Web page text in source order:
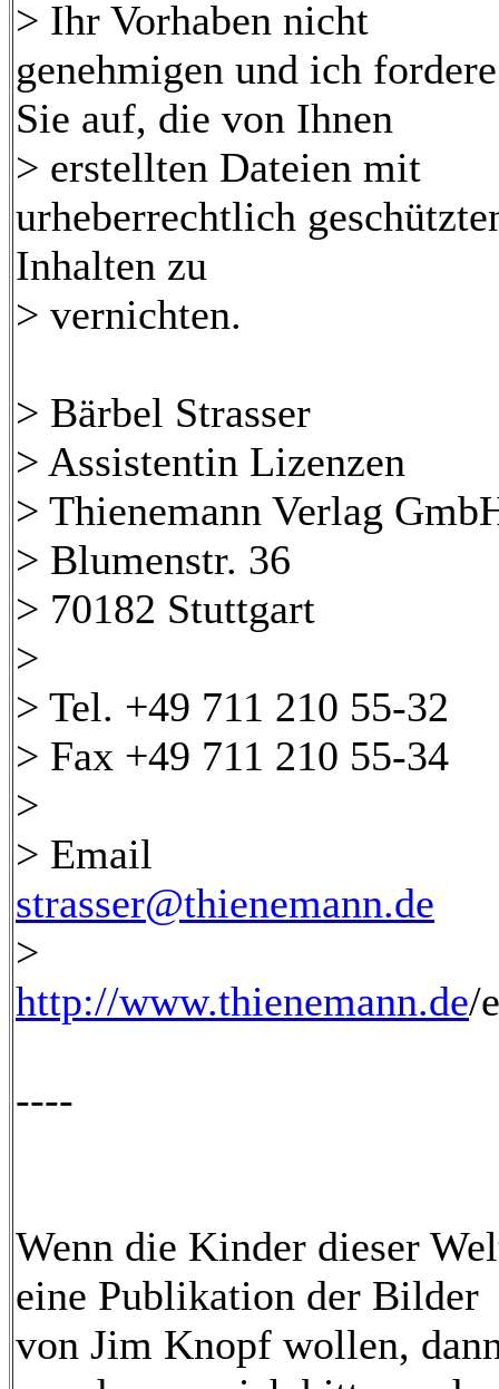
> Ihr Vorhaben nicht
genehmigen und ich fordere
Sie auf, die von Ihnen
> erstellten Dateien mit
urheberrechtlich
Inhalten zu
> vernichten.
> Bärbel Strasser
> Assistentin Lizenzen
> Thienemann Verlag
> Blumenstr. 36
> 70182 Stuttgart
>
> Tel. +49 711 210 55-32
> Fax +49 711 210 55-34
>
> Email
strasser@thienemann.de
>
http://www.thienemann.de/
----
Wenn die Kinder dieser
eine Publikation der Bilder
von Jim Knopf wollen,